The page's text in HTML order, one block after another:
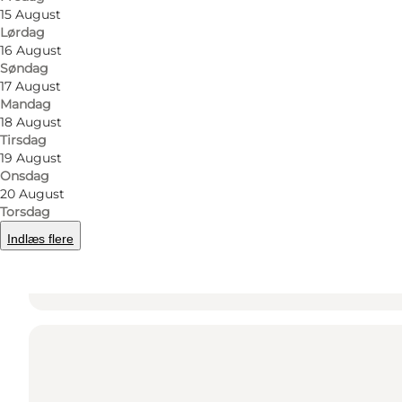
15 August
Lørdag
16 August
Søndag
17 August
Mandag
18 August
Tirsdag
19 August
Onsdag
20 August
Torsdag
Indlæs flere